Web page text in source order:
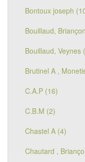
Bontoux joseph
Bouillaud,
Bouillaud, Veynes
Brutinel A ,
C.A.P (16)
C.B.M (2)
Chastel A (4)
Chautard ,